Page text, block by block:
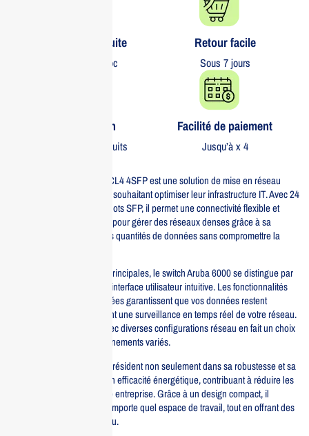
Livraison gratuite​
partout au Maroc
Retour facile​
Sous 7 jours
Garantie 1 an
Sur tous nos produits
Facilité de paiement
Jusqu’à x 4
Le switch Aruba 6000 24G CL4 4SFP est une solution de mise en réseau
conçue pour les entreprises souhaitant optimiser leur infrastructure IT. Avec 24
ports Gigabit Ethernet et 4 slots SFP, il permet une connectivité flexible et
rapide. Ce modèle est idéal pour gérer des réseaux denses grâce à sa
capacité à traiter de grandes quantités de données sans compromettre la
Parmi ses caractéristiques principales, le switch Aruba 6000 se distingue par
sa gestion simplifiée et son interface utilisateur intuitive. Les fonctionnalités
avancées de sécurité intégrées garantissent que vos données restent
protégées, tout en permettant une surveillance en temps réel de votre réseau.
De plus, sa compatibilité avec diverses configurations réseau en fait un choix
polyvalent pour des environnements variés.
Les avantages de ce switch résident non seulement dans sa robustesse et sa
fiabilité, mais aussi dans son efficacité énergétique, contribuant à réduire les
coûts opérationnels de votre entreprise. Grâce à un design compact, il
s’intègre facilement dans n’importe quel espace de travail, tout en offrant des
performances de haut niveau.